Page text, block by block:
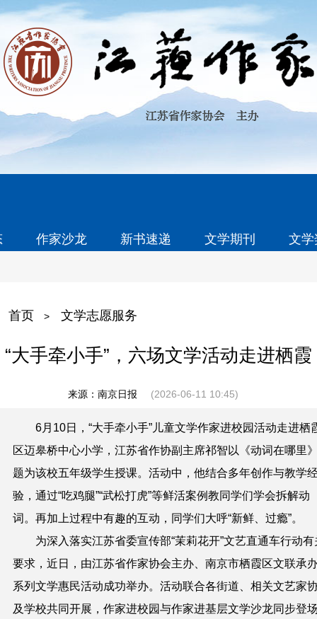
作家沙龙 新书速递 文学期刊 文
首页 > 文学志愿服务
“大手牵小手”，六场文学活动走进栖霞
来源：南京日报 (2026-06-11 10:45)
6月10日，“大手牵小手”儿童文学作家进校园活动走进栖
区迈皋桥中心小学，江苏省作协副主席祁智以《动词在哪里
题为该校五年级学生授课。活动中，他结合多年创作与教学
验，通过“吃鸡腿”“武松打虎”等鲜活案例教同学们学会拆解动
词。再加上过程中有趣的互动，同学们大呼“新鲜、过瘾”。
为深入落实江苏省委宣传部“茉莉花开”文艺直通车行动有
要求，近日，由江苏省作家协会主办、南京市栖霞区文联承
系列文学惠民活动成功举办。活动联合各街道、相关文艺家
及学校共同开展，作家进校园与作家进基层文学沙龙同步登